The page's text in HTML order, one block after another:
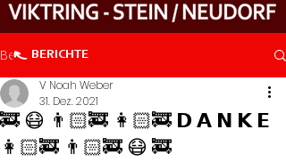
Beitrag
🚒 😷 👨🏻‍🚒 👩🏻‍🚒 𝗗 𝗔 𝗡 𝗞 𝗘
👩🏻‍🚒 👨🏻‍🚒 😷 🚒
V Noah Weber
31. Dez. 2021
BERICHTE